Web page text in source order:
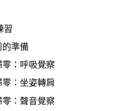
習
準備
：呼吸覺察
：坐姿轉肩
：聲音覺察